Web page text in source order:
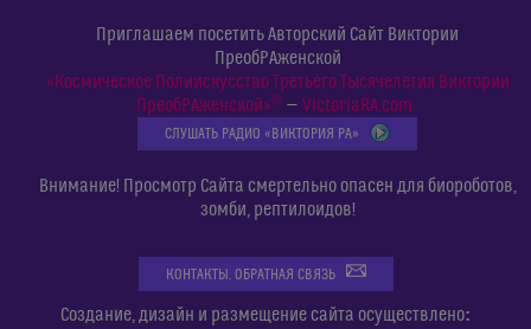
Приглашаем посетить Авторский Сайт Виктории
ПреобРАженской
«Космическое Полиискусство Третьего Тысячелетия Виктории
ПреобРАженской»©— VictoriaRA.com
СЛУШАТЬ РАДИО «ВИКТОРИЯ РА»
Внимание! Просмотр Сайта смертельно опасен для биороботов,
зомби, рептилоидов!
КОНТАКТЫ. ОБРАТНАЯ СВЯЗЬ
Создание, дизайн и размещение сайта осуществлено: